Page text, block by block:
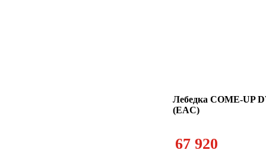
Лебедка COME-UP
(EAC)
67 920